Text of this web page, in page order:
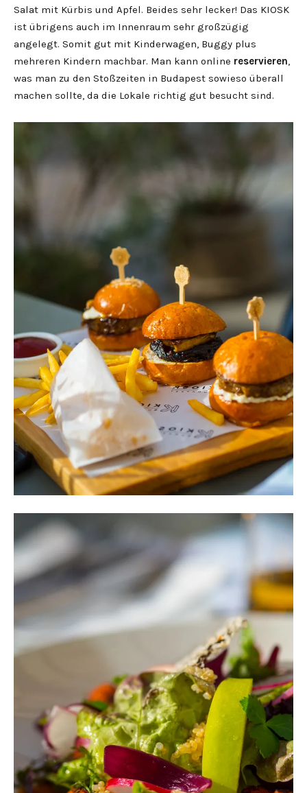
Salat mit Kürbis und Apfel. Beides sehr lecker! Das KIOSK
ist übrigens auch im Innenraum sehr großzügig
angelegt. Somit gut mit Kinderwagen, Buggy plus
mehreren Kindern machbar. Man kann online reservieren,
was man zu den Stoßzeiten in Budapest sowieso überall
machen sollte, da die Lokale richtig gut besucht sind.